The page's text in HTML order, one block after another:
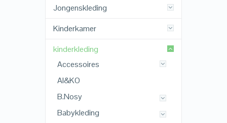
Jongenskleding
Kinderkamer
kinderkleding
Accessoires
AI&KO
B.Nosy
Babykleding